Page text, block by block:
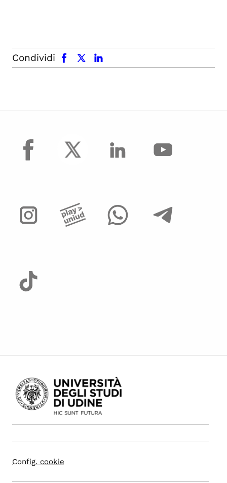
Condividi
facebook x.com linkedin
facebook
Config. cookie